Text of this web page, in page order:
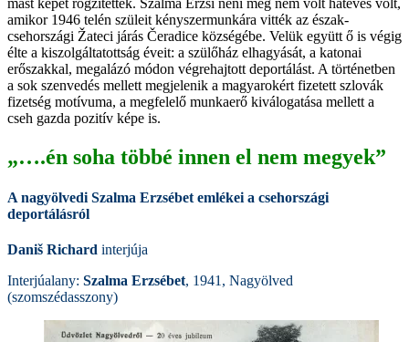
mást képet rögzítettek. Szalma Erzsi néni még nem volt hatéves volt,
amikor 1946 telén szüleit kényszermunkára vitték az észak-
csehországi Žateci járás Čeradice községébe. Velük együtt ő is végig
élte a kiszolgáltatottság éveit: a szülőház elhagyását, a katonai
erőszakkal, megalázó módon végrehajtott deportálást. A történetben
a sok szenvedés mellett megjelenik a magyarokért fizetett szlovák
fizetség motívuma, a megfelelő munkaerő kiválogatása mellett a
cseh gazda pozitív képe is.
„….én soha többé innen el nem megyek”
A nagyölvedi Szalma Erzsébet emlékei a csehországi
deportálásról
Daniš Richard interjúja
Interjúalany: Szalma Erzsébet, 1941, Nagyölved
(szomszédasszony)